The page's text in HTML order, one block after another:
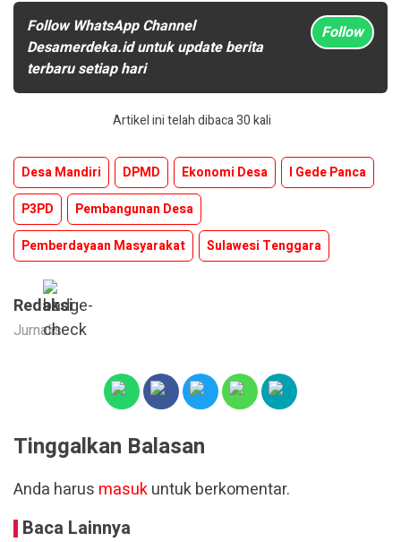
Follow WhatsApp Channel
Desamerdeka.id untuk update berita
terbaru setiap hari
Follow
Artikel ini telah dibaca 30 kali
Desa Mandiri DPMD Ekonomi Desa
I Gede Panca
P3PD
Pembangunan Desa
Pemberdayaan Masyarakat
Sulawesi Tenggara
Redaksi
Jurnalis
Tinggalkan Balasan
Anda harus masukuntuk berkomentar.
Baca Lainnya